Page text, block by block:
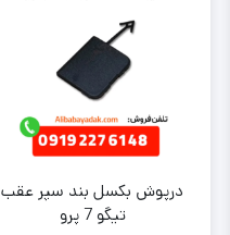
درپوش بکسل بند سپر عقب
تیگو 7 پرو